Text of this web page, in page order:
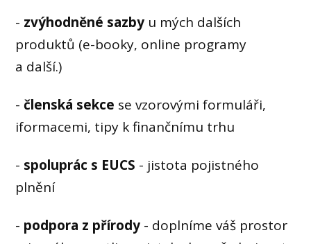
- zvýhodněné sazby u mých dalších
produktů (e-booky, online programy
a další.)
-členská sekce se vzorovými formuláři,
iformacemi, tipy k finančnímu trhu
- spoluprác s EUCS - jistota pojistného
plnění
- podpora z přírody - doplníme váš prostor